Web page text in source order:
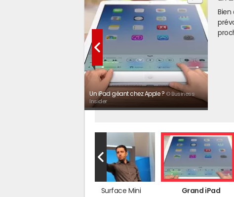
Un iPad géant chez Apple ? © Business
Insider
Surface Mini Grand iPad